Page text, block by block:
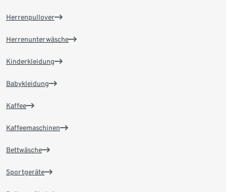
Herrenpullover
Herrenunterwäsche
Kinderkleidung
Babykleidung
Kaffee
Kaffeemaschinen
Bettwäsche
Sportgeräte